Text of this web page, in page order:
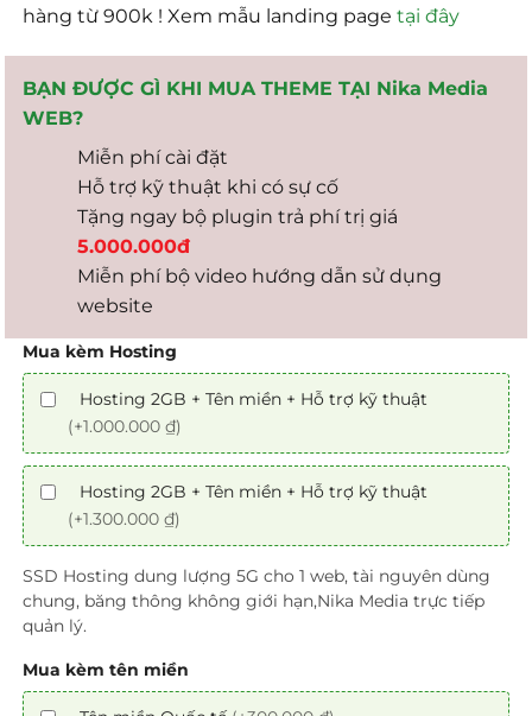
hàng từ 900k ! Xem mẫu landing pagetại đây
BẠN ĐƯỢC GÌ KHI MUA THEME TẠI Nika Media
WEB?
Miễn phí cài đặt
Hỗ trợ kỹ thuật khi có sự cố
Tặng ngay bộ plugin trả phí trị giá
5.000.000đ
Miễn phí bộ video hướng dẫn sử dụng
website
Mua kèm Hosting
Hosting 2GB + Tên miền + Hỗ trợ kỹ thuật
(+1.000.000 ₫)
Hosting 2GB + Tên miền + Hỗ trợ kỹ thuật
(+1.300.000 ₫)
SSD Hosting dung lượng 5G cho 1 web, tài nguyên dùng
chung, băng thông không giới hạn,Nika Media trực tiếp
quản lý.
Mua kèm tên miền